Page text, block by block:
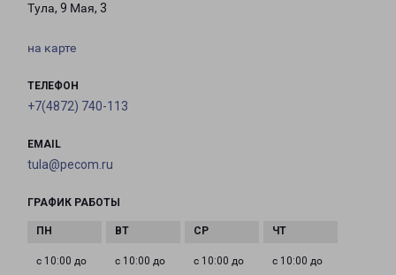
Тула, 9 Мая, 3
на карте
ТЕЛЕФОН
+7(4872) 740-113
EMAIL
tula@pecom.ru
ГРАФИК РАБОТЫ
с 10:00 до
с 10:00 до
с 10:00 до
с 10:00 до